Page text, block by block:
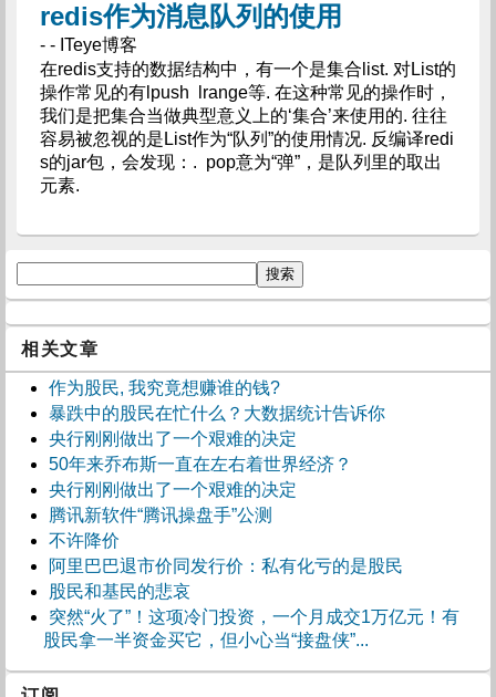
redis作为消息队列的使用
- - ITeye博客
在redis支持的数据结构中，有一个是集合list. 对List的
操作常见的有lpush lrange等. 在这种常见的操作时，
我们是把集合当做典型意义上的‘集合’来使用的. 往往
容易被忽视的是List作为“队列”的使用情况. 反编译redi
s的jar包，会发现：. pop意为“弹”，是队列里的取出
元素.
相关文章
作为股民, 我究竟想赚谁的钱?
暴跌中的股民在忙什么？大数据统计告诉你
央行刚刚做出了一个艰难的决定
50年来乔布斯一直在左右着世界经济？
央行刚刚做出了一个艰难的决定
腾讯新软件“腾讯操盘手”公测
不许降价
阿里巴巴退市价同发行价：私有化亏的是股民
股民和基民的悲哀
突然“火了”！这项冷门投资，一个月成交1万亿元！有
股民拿一半资金买它，但小心当“接盘侠”...